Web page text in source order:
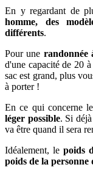
En y regardant de
homme, des
différents.
Pour une randonnée
d'une capacité de 20
sac est grand, plus
à porter !
En ce qui concerne
léger possible. Si
va être quand il sera
Idéalement, lepoids
poids de la personne